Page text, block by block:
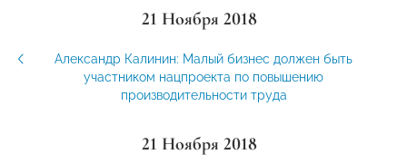
21 Ноября 2018
Александр Калинин: Малый бизнес должен быть
участником нацпроекта по повышению
производительности труда
21 Ноября 2018